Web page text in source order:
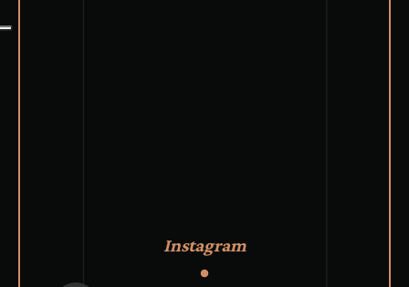
Instagram